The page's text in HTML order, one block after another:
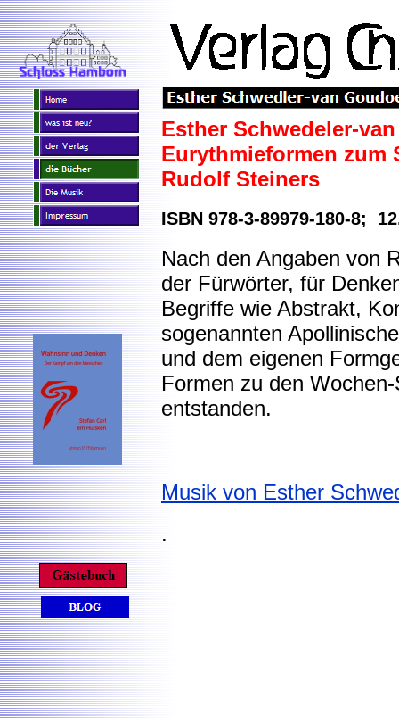
Esther Schwedeler-
Eurythmieformen zum
Rudolf Steiners
ISBN 978-3-89979-180-8;
Nach den Angaben von
der Fürwörter, für
Begriffe wie Abstrakt,
sogenannten
und dem eigenen
Formen zu den
entstanden.
Musik von Esther
.